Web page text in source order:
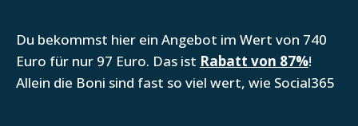
Du bekommst hier ein Angebot im Wert von 740
Euro für nur 97 Euro. Das ist Rabatt von 87%!
Allein die Boni sind fast so viel wert, wie Social365